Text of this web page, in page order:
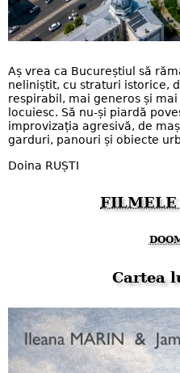
Aș vrea ca Bucureștiul să
neliniștit, cu straturi istorice,
respirabil, mai generos și
locuiesc. Să nu-și piardă
improvizația agresivă, de
garduri, panouri și obiecte
Doina RUȘTI
FILMELE
Cartea